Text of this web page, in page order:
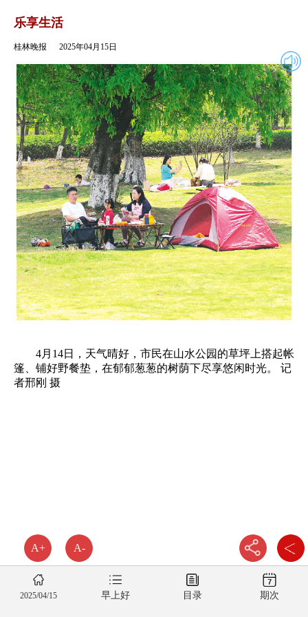
A+ A-
乐享生活
桂林晚报 2025年04月15日
4月14日，天气晴好，市民在山水公园的草坪上搭起帐
篷、铺好野餐垫，在郁郁葱葱的树荫下尽享悠闲时光。 记
者邢刚 摄
2025/04/15 早上好 目录 期次